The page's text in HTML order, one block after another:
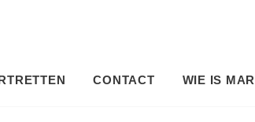
CONTACT WIE IS